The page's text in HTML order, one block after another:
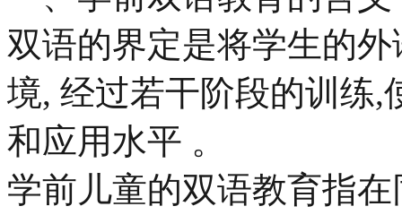
双语的界定是将学生的
境, 经过若干阶段的训练,
和应用水平 。
学前儿童的双语教育指